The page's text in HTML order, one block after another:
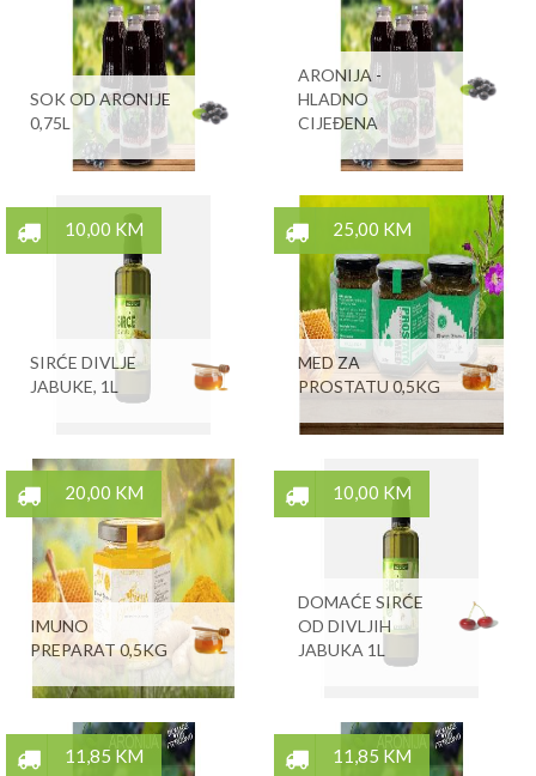
SOK OD ARONIJE
0,75L
ARONIJA -
HLADNO
CIJEĐENA
10,00 KM
SIRĆE DIVLJE
JABUKE, 1L
25,00 KM
MED ZA
PROSTATU 0,5KG
20,00 KM
IMUNO
PREPARAT 0,5KG
10,00 KM
DOMAĆE SIRĆE
OD DIVLJIH
JABUKA 1L
11,85 KM 11,85 KM